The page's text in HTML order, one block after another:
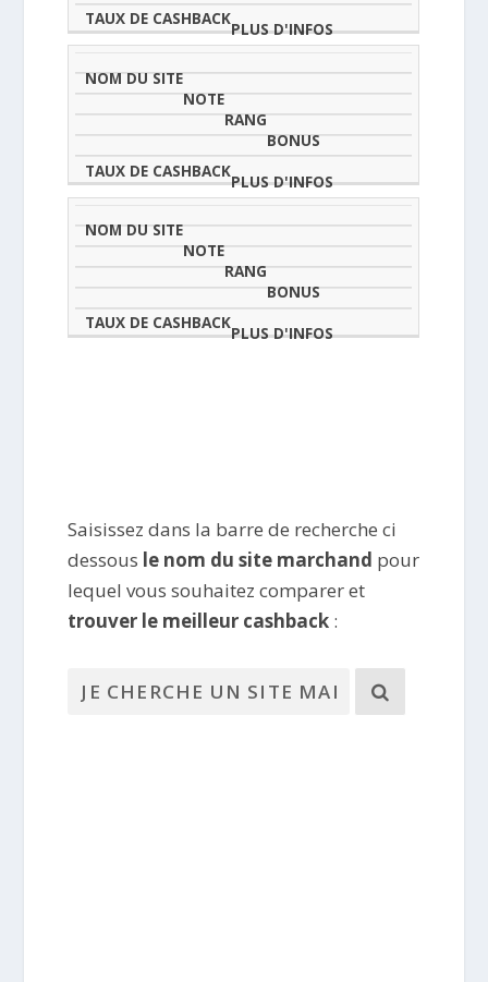
Saisissez dans la barre de recherche ci
dessous le nom du site marchand pour
lequel vous souhaitez comparer et
trouver le meilleur cashback :